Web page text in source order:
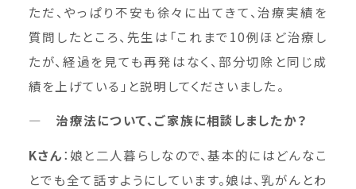
ただ、やっぱり不安も徐々に出てきて、治療実績を
質問したところ、先生は「これまで10例ほど治療し
たが、経過を見ても再発はなく、部分切除と同じ成
績を上げている」と説明してくださいました。
― 治療法について、ご家族に相談しましたか？
Kさん：娘と二人暮らしなので、基本的にはどんなこ
とでも全て話すようにしています。娘は、乳がんとわ